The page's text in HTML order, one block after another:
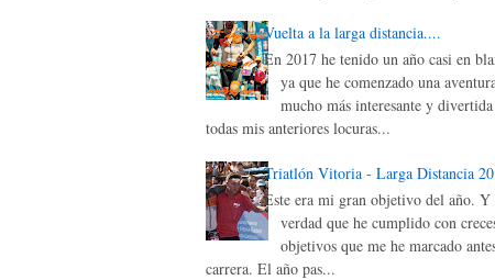
Vuelta a la larga distancia....
En 2017 he tenido un año casi en
ya que he comenzado una
mucho más interesante y
todas mis anteriores locuras...
Triatlón Vitoria - Larga Distancia
Este era mi gran objetivo del año. Y
verdad que he cumplido con
objetivos que me he marcado
carrera. El año pas...